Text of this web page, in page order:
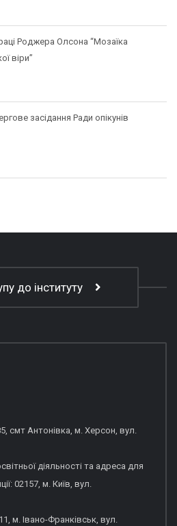
Роджера Олсона “Мозаїка
віри”
засідання Ради опікунів
до інституту
смт Антонівка, м. Херсон, вул.
діяльності та адреса для
02157, м. Київ, вул.
м. Івано-Франківськ, вул.